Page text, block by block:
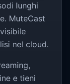
lunghi
MuteCast
nel cloud.
e tieni